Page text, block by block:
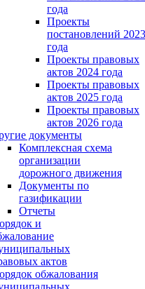
года
Проекты
постановлений 2023
года
Проекты правовых
актов 2024 года
Проекты правовых
актов 2025 года
Проекты правовых
актов 2026 года
документы
Комплексная схема
организации
дорожного движения
Документы по
газификации
Отчеты
и
актов
обжалования